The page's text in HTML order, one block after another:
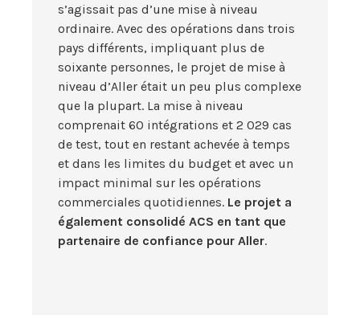
s’agissait pas d’une mise à niveau
ordinaire. Avec des opérations dans trois
pays différents, impliquant plus de
soixante personnes, le projet de mise à
niveau d’Aller était un peu plus complexe
que la plupart. La mise à niveau
comprenait 60 intégrations et 2 029 cas
de test, tout en restant achevée à temps
et dans les limites du budget et avec un
impact minimal sur les opérations
commerciales quotidiennes. Le projet a
également consolidé ACS en tant que
partenaire de confiance pour Aller.